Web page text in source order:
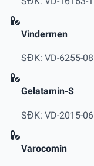
Vindermen
SĐK: VD-6255-08
Gelatamin-S
SĐK: VD-2015-06
Varocomin